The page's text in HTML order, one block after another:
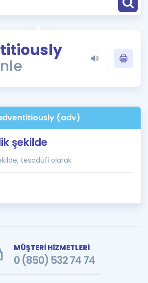
Takvimi
(adv)
şekilde
tesadüfi olarak
MÜŞTERİ HİZMETLERİ
0 (850) 532 74 74